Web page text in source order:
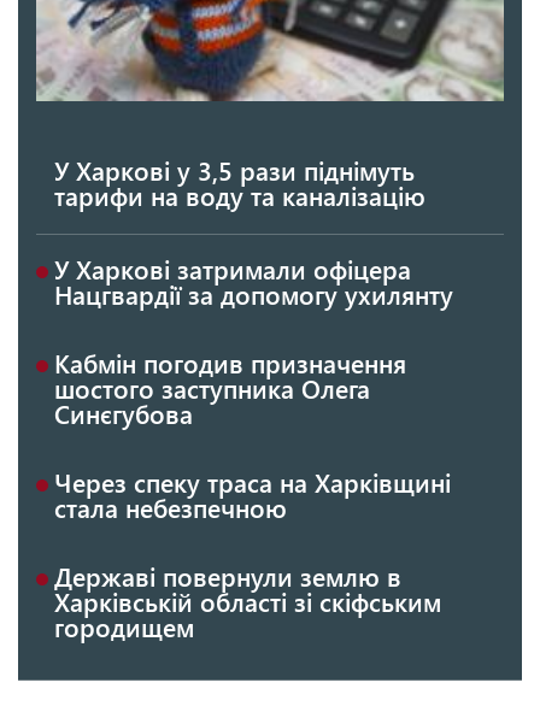
У Харкові у 3,5 рази піднімуть
тарифи на воду та каналізацію
У Харкові затримали офіцера
Нацгвардії за допомогу ухилянту
Кабмін погодив призначення
шостого заступника Олега
Синєгубова
Через спеку траса на Харківщині
стала небезпечною
Державі повернули землю в
Харківській області зі скіфським
городищем